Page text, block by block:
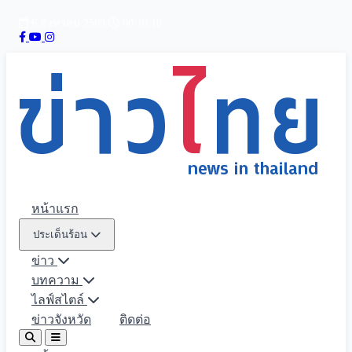
หน้าแรก
ประเด็นร้อน
ข่าว
บทความ
ไลฟ์สไตล์
ข่าวจังหวัด
ติดต่อ